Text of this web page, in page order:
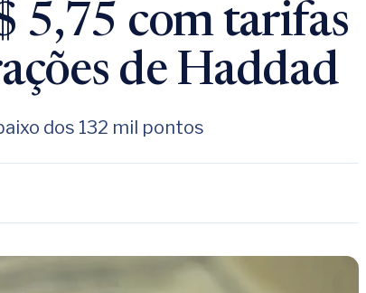
5,75 com tarifas
de Haddad
dos 132 mil pontos